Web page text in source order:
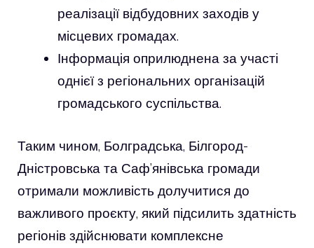
реалізації відбудовних заходів у
місцевих громадах.
Інформація оприлюднена за участі
однієї з регіональних організацій
громадського суспільства.
Таким чином, Болградська, Білгород-
Дністровська та Саф’янівська громади
отримали можливість долучитися до
важливого проєкту, який підсилить здатність
регіонів здійснювати комплексне